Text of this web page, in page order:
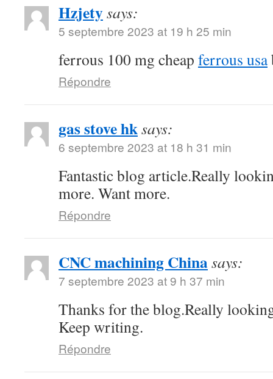
Hzjetysays:
5 septembre 2023 at 19 h 25 min
ferrous 100 mg cheap ferrous usa
Répondre
gas stove hksays:
6 septembre 2023 at 18 h 31 min
Fantastic blog article.Really
more. Want more.
Répondre
CNC machining Chinasays:
7 septembre 2023 at 9 h 37 min
Thanks for the blog.Really
Keep writing.
Répondre